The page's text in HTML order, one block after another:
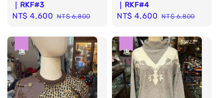
｜RKF#3
Sale
NT$ 4,600 Regular
NT$ 6,800
｜RKF#4
Sale
NT$ 4,600 Regular
NT$ 6,800